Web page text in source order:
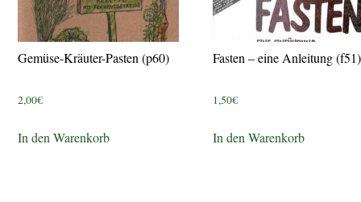
Gemüse-Kräuter-Pasten (p60)
2,00€
In den Warenkorb
Fasten – eine Anleitung (f51)
1,50€
In den Warenkorb